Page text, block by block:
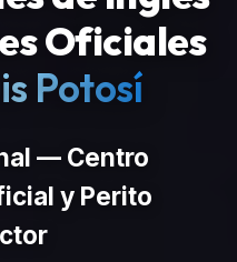
Oficiales
Potosí
— Centro
y Perito